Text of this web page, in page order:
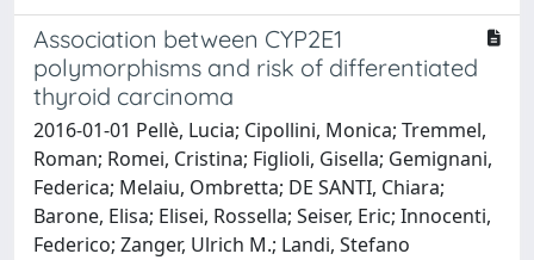
Association between CYP2E1
polymorphisms and risk of differentiated
thyroid carcinoma
2016-01-01 Pellè, Lucia; Cipollini, Monica; Tremmel,
Roman; Romei, Cristina; Figlioli, Gisella; Gemignani,
Federica; Melaiu, Ombretta; DE SANTI, Chiara;
Barone, Elisa; Elisei, Rossella; Seiser, Eric; Innocenti,
Federico; Zanger, Ulrich M.; Landi, Stefano